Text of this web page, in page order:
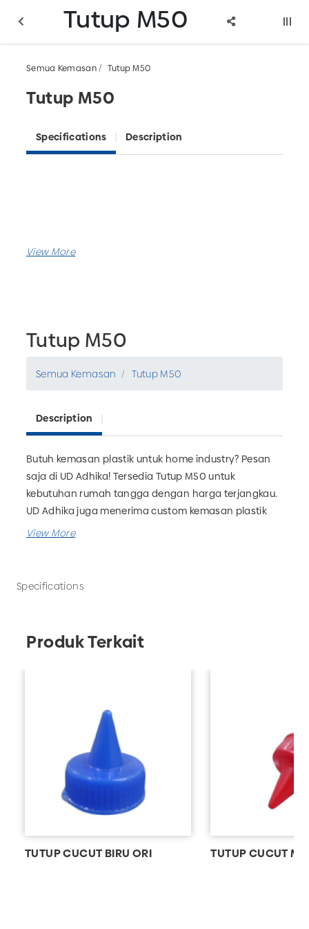
Tutup M50
Semua Kemasan Tutup M50
Tutup M50
Specifications Description
Tutup M50
Semua Kemasan Tutup M50
Description
Butuh kemasan plastik untuk home industry? Pesan
saja di UD Adhika! Tersedia Tutup M50 untuk
kebutuhan rumah tangga dengan harga terjangkau.
UD Adhika juga menerima custom kemasan plastik
yang bisa disesuaikan dengan kebutuhan bisnis
Specifications
Produk Terkait
TUTUP CUCUT BIRU ORI TUTUP CUCUT